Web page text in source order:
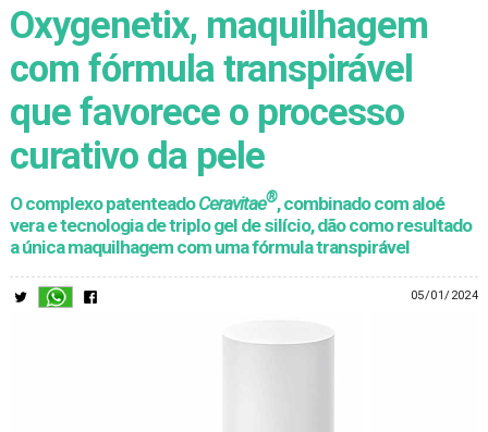
Oxygenetix, maquilhagem
com fórmula transpirável
que favorece o processo
curativo da pele
O complexo patenteadoCeravitae®, combinado com aloé
vera e tecnologia de triplo gel de silício, dão como resultado
a única maquilhagem com uma fórmula transpirável
05/01/2024